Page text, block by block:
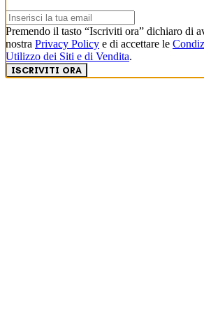
Premendo il tasto “Iscriviti ora” dichiaro di
nostra Privacy Policy e di accettare le
Utilizzo dei Siti e di Vendita.
ISCRIVITI ORA